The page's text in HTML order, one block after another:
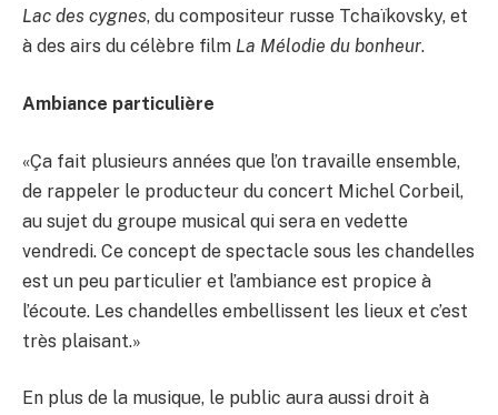
Lac des cygnes, du compositeur russe Tchaïkovsky, et
à des airs du célèbre film La Mélodie du bonheur.
Ambiance particulière
«Ça fait plusieurs années que l’on travaille ensemble,
de rappeler le producteur du concert Michel Corbeil,
au sujet du groupe musical qui sera en vedette
vendredi. Ce concept de spectacle sous les chandelles
est un peu particulier et l’ambiance est propice à
l’écoute. Les chandelles embellissent les lieux et c’est
très plaisant.»
En plus de la musique, le public aura aussi droit à